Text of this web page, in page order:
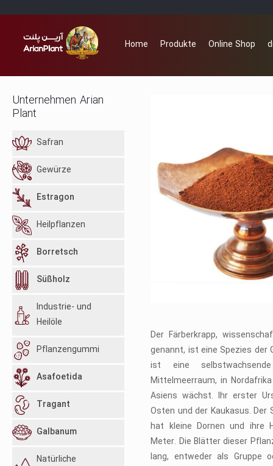
Home Produkte Online Shop
Der Färberkrapp,
genannt, ist eine Spezies der
ist eine
Mittelmeerraum, in
Asiens wächst. Ihr erster
Osten und der Kaukasus.
hat kleine Dornen und ihre
Meter. Die Blätter dieser
lang, entweder als Gruppe
Unternehmen Arian
Plant
Safran
Gewürze
Estragon
Heilpflanzen
Borretsch
Süßholz
Industrie- und
Heilöle
Pflanzengummi
Asafoetida
Tragant
Galbanum
Natürliche